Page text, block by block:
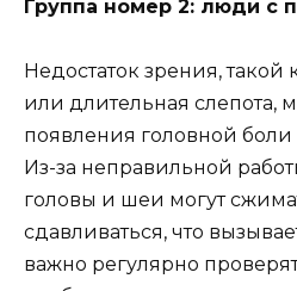
Группа номер 2: люди с
Недостаток зрения, такой
или длительная слепота,
появления головной боли
Из-за неправильной
головы и шеи могут
сдавливаться, что
важно регулярно